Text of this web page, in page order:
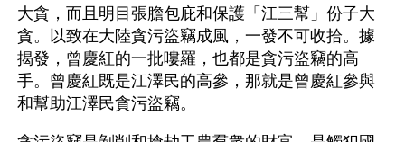
大貪，而且明目張膽包庇和保護「江三幫」份子大
貪。以致在大陸貪污盜竊成風，一發不可收拾。據
揭發，曾慶紅的一批嘍羅，也都是貪污盜竊的高
手。曾慶紅既是江澤民的高參，那就是曾慶紅參與
和幫助江澤民貪污盜竊。